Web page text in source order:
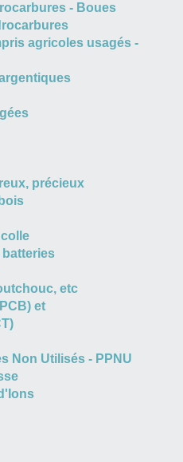
- Boues
agricoles usagés -
précieux
batteries
etc
et
Non Utilisés - PPNU